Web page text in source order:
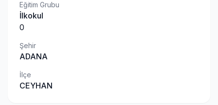
Eğitim Grubu
İlkokul
0
Şehir
ADANA
İlçe
CEYHAN